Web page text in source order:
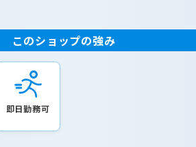
このショップの強み
即日勤務可